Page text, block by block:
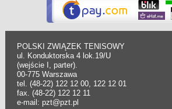
POLSKI ZWIĄZEK TENISOWY
ul. Konduktorska 4 lok.19/U
(wejście I, parter).
00-775 Warszawa
tel. (48-22) 122 12 00, 122 12 01
fax. (48-22) 122 12 11
e-mail: pzt@pzt.pl